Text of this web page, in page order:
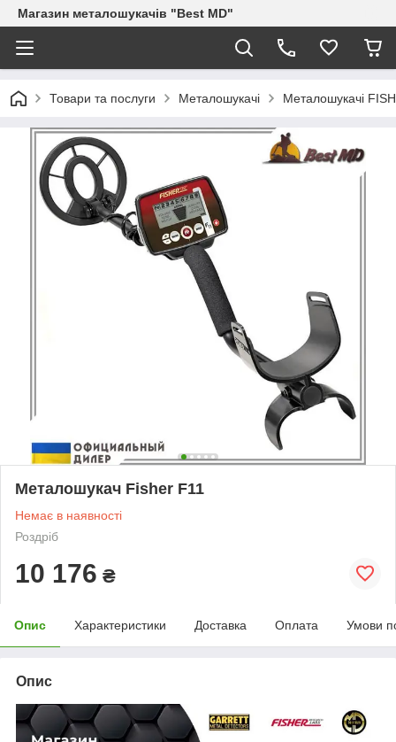
Магазин металошукачів "Best MD"
Товари та послуги Металошукачі Металошукачі
Металошукач Fisher F11
Немає в наявності
Роздріб
10 176 ₴
Опис Характеристики Доставка Оплата Умови
Опис